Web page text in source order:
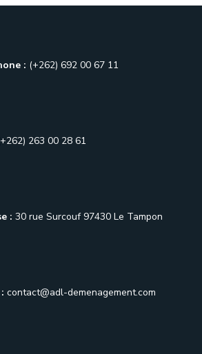
: (+262) 692 00 67 11
263 00 28 61
: 30 rue Surcouf 97430 Le Tampon
contact@adl-demenagement.com